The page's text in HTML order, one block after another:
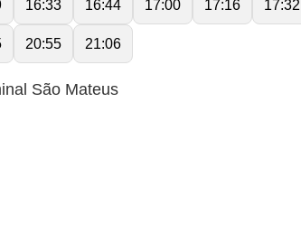
16:33 16:44 17:00 17:16 17:32
20:55 21:06
São Mateus